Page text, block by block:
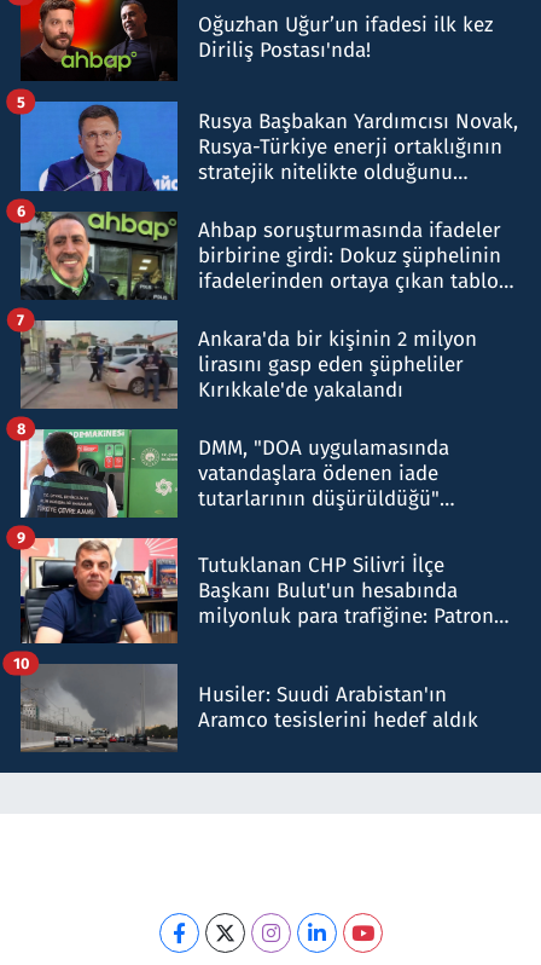
Oğuzhan Uğur’un ifadesi ilk kez
Diriliş Postası'nda!
Rusya Başbakan Yardımcısı Novak,
Rusya-Türkiye enerji ortaklığının
stratejik nitelikte olduğunu
5
Ahbap soruşturmasında ifadeler
birbirine girdi: Dokuz şüphelinin
ifadelerinden ortaya çıkan tablo
6
Ankara'da bir kişinin 2 milyon
lirasını gasp eden şüpheliler
Kırıkkale'de yakalandı
7
DMM, "DOA uygulamasında
vatandaşlara ödenen iade
tutarlarının düşürüldüğü"
8
Tutuklanan CHP Silivri İlçe
Başkanı Bulut'un hesabında
milyonluk para trafiğine: Patron
9
Husiler: Suudi Arabistan'ın
Aramco tesislerini hedef aldık
10